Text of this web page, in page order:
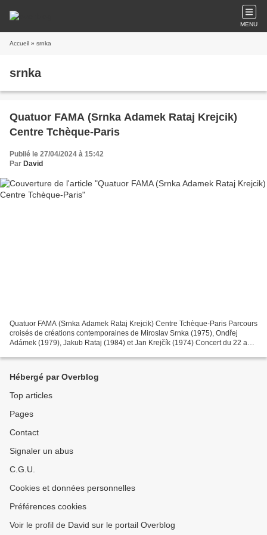
MENU
Accueil » srnka
srnka
Quatuor FAMA (Srnka Adamek Rataj Krejcik)
Centre Tchèque-Paris
Publié le 27/04/2024 à 15:42
Par David
Quatuor FAMA (Srnka Adamek Rataj Krejcik) Centre Tchèque-Paris Parcours
croisés de créations contemporaines de Miroslav Srnka (1975), Ondřej
Adámek (1979), Jakub Rataj (1984) et Jan Krejčík (1974) Concert du 22 avril
Hébergé par Overblog
Top articles
Pages
Contact
Signaler un abus
C.G.U.
Cookies et données personnelles
Préférences cookies
Voir le profil de David sur le portail Overblog